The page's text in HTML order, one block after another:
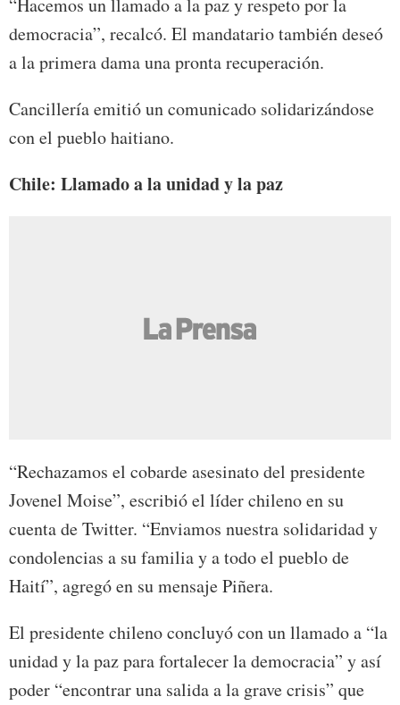
“Hacemos un llamado a la paz y respeto por la
democracia”, recalcó. El mandatario también deseó
a la primera dama una pronta recuperación.
Cancillería emitió un comunicado solidarizándose
con el pueblo haitiano.
Chile: Llamado a la unidad y la paz
“Rechazamos el cobarde asesinato del presidente
Jovenel Moise”, escribió el líder chileno en su
cuenta de Twitter. “Enviamos nuestra solidaridad y
condolencias a su familia y a todo el pueblo de
Haití”, agregó en su mensaje Piñera.
El presidente chileno concluyó con un llamado a “la
unidad y la paz para fortalecer la democracia” y así
poder “encontrar una salida a la grave crisis” que